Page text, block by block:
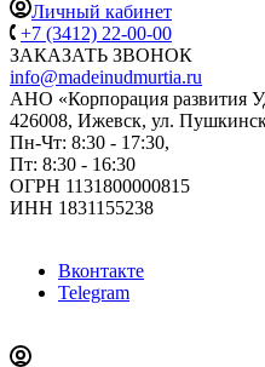
Личный кабинет
+7 (3412) 22-00-00
ЗАКАЗАТЬ ЗВОНОК
info@madeinudmurtia.ru
АНО «Корпорация развития
426008, Ижевск, ул.
Пн-Чт: 8:30 - 17:30,
Пт: 8:30 - 16:30
ОГРН 1131800000815
ИНН 1831155238
Вконтакте
Telegram